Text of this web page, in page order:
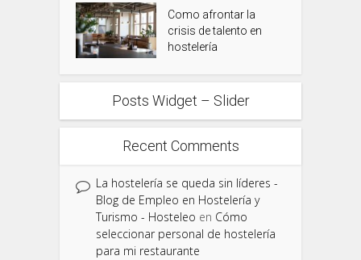
Como afrontar la
crisis de talento en
hostelería
Posts Widget – Slider
Recent Comments
La hostelería se queda sin líderes -
Blog de Empleo en Hostelería y
Turismo - Hosteleo en Cómo
seleccionar personal de hostelería
para mi restaurante